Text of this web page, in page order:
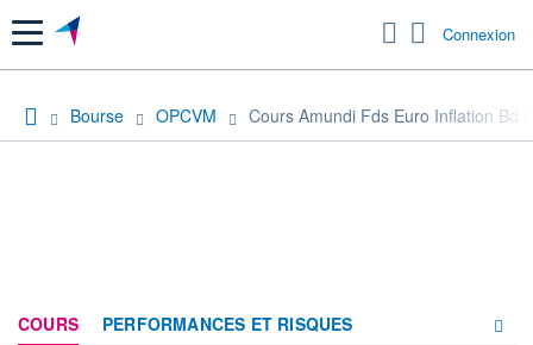
Menu Connexion
Bourse OPCVM Cours Amundi Fds Euro Inflation Bd
COURS PERFORMANCES ET RISQUES